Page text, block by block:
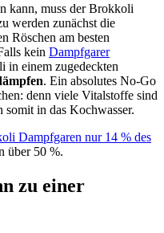
kann, muss der Brokkoli
werden zunächst die
Röschen am besten
kein Dampfgarer
in einem zugedeckten
. Ein absolutes No-Go
denn viele Vitalstoffe sind
in das Kochwasser.
Dampfgaren nur 14 % des
über 50 %.
zu einer